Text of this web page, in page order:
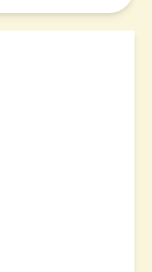
toekomst